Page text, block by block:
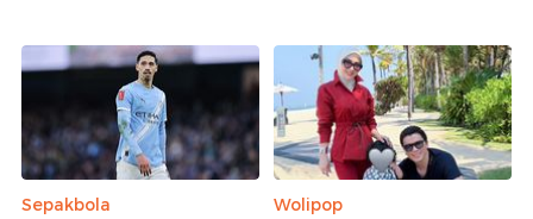
Sepakbola
Wolipop